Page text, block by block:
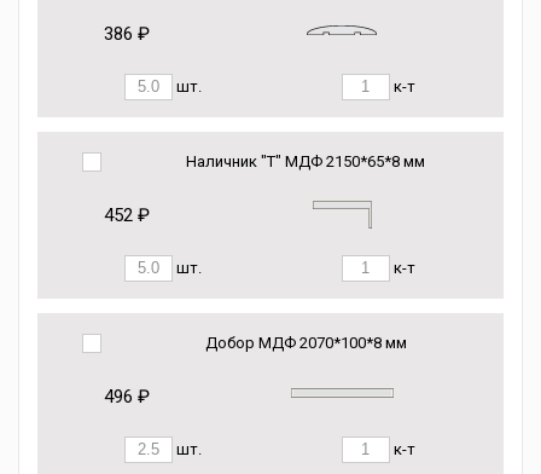
386 ₽
шт. к-т
Наличник "Т" МДФ 2150*65*8 мм
452 ₽
шт. к-т
Добор МДФ 2070*100*8 мм
496 ₽
шт. к-т